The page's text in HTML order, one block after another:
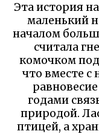
Эта история
маленький
началом
считала
комочком
что вместе
годами
природой.
птицей, а